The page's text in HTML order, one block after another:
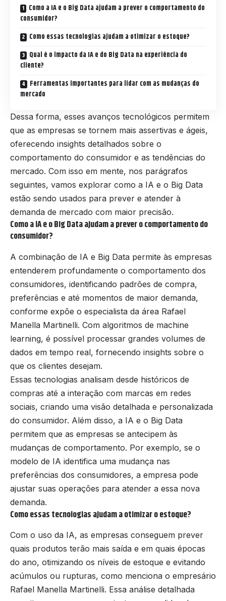
Como a IA e o Big Data ajudam a prever o comportamento do
consumidor?
Como essas tecnologias ajudam a otimizar o estoque?
Qual é o impacto da IA e do Big Data na experiência do
cliente?
Ferramentas importantes para lidar com as mudanças do
mercado
Dessa forma, esses avanços tecnológicos permitem
que as empresas se tornem mais assertivas e ágeis,
oferecendo insights detalhados sobre o
comportamento do consumidor e as tendências do
mercado. Com isso em mente, nos parágrafos
seguintes, vamos explorar como a IA e o Big Data
estão sendo usados para prever e atender à
demanda de mercado com maior precisão.
Como a IA e o Big Data ajudam a prever o comportamento do
consumidor?
A combinação de IA e Big Data permite às empresas
entenderem profundamente o comportamento dos
consumidores, identificando padrões de compra,
preferências e até momentos de maior demanda,
conforme expõe o especialista da área Rafael
Manella Martinelli. Com algoritmos de machine
learning, é possível processar grandes volumes de
dados em tempo real, fornecendo insights sobre o
que os clientes desejam.
Essas tecnologias analisam desde históricos de
compras até a interação com marcas em redes
sociais, criando uma visão detalhada e personalizada
do consumidor. Além disso, a IA e o Big Data
permitem que as empresas se antecipem às
mudanças de comportamento. Por exemplo, se o
modelo de IA identifica uma mudança nas
preferências dos consumidores, a empresa pode
ajustar suas operações para atender a essa nova
demanda.
Como essas tecnologias ajudam a otimizar o estoque?
Com o uso da IA, as empresas conseguem prever
quais produtos terão mais saída e em quais épocas
do ano, otimizando os níveis de estoque e evitando
acúmulos ou rupturas, como menciona o empresário
Rafael Manella Martinelli. Essa análise detalhada